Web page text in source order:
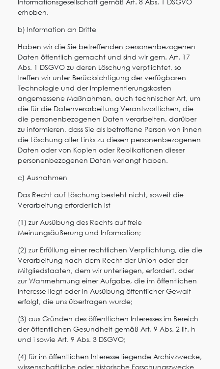
erhoben.
b) Information an Dritte
Haben wir die Sie betreffenden personenbezogenen
Daten öffentlich gemacht und sind wir gem. Art. 17
Abs. 1 DSGVO zu deren Löschung verpflichtet, so
treffen wir unter Berücksichtigung der verfügbaren
Technologie und der Implementierungskosten
angemessene Maßnahmen, auch technischer Art, um
die für die Datenverarbeitung Verantwortlichen, die
die personenbezogenen Daten verarbeiten, darüber
zu informieren, dass Sie als betroffene Person von ihnen
die Löschung aller Links zu diesen personenbezogenen
Daten oder von Kopien oder Replikationen dieser
personenbezogenen Daten verlangt haben.
c) Ausnahmen
Das Recht auf Löschung besteht nicht, soweit die
Verarbeitung erforderlich ist
(1) zur Ausübung des Rechts auf freie
Meinungsäußerung und Information;
(2) zur Erfüllung einer rechtlichen Verpflichtung, die die
Verarbeitung nach dem Recht der Union oder der
Mitgliedstaaten, dem wir unterliegen, erfordert, oder
zur Wahrnehmung einer Aufgabe, die im öffentlichen
Interesse liegt oder in Ausübung öffentlicher Gewalt
erfolgt, die uns übertragen wurde;
(3) aus Gründen des öffentlichen Interesses im Bereich
der öffentlichen Gesundheit gemäß Art. 9 Abs. 2 lit. h
und i sowie Art. 9 Abs. 3 DSGVO;
(4) für im öffentlichen Interesse liegende Archivzwecke,
wissenschaftliche oder historische Forschungszwecke